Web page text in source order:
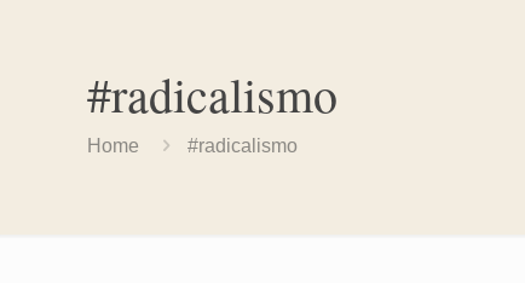
#radicalismo
Home #radicalismo